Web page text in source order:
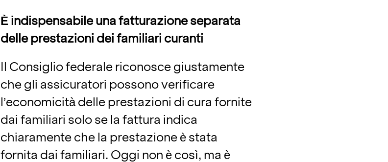
È indispensabile una fatturazione separata
delle prestazioni dei familiari curanti
Il Consiglio federale riconosce giustamente
che gli assicuratori possono verificare
l’economicità delle prestazioni di cura fornite
dai familiari solo se la fattura indica
chiaramente che la prestazione è stata
fornita dai familiari. Oggi non è così, ma è